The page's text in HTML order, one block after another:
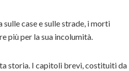
case e sulle strade, i morti
più per la sua incolumità.
storia. I capitoli brevi, costituiti da